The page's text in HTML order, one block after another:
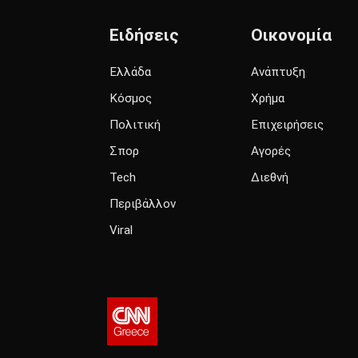
Ειδήσεις
Ελλάδα
Κόσμος
Πολιτική
Σπορ
Tech
Περιβάλλον
Viral
Οικονομία
Ανάπτυξη
Χρήμα
Επιχειρήσεις
Αγορές
Διεθνή